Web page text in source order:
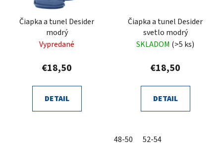
Čiapka a tunel Desider
modrý
Vypredané
€18,50
DETAIL
Čiapka a tunel Desider
svetlo modrý
SKLADOM (>5 ks)
€18,50
DETAIL
48-50 52-54